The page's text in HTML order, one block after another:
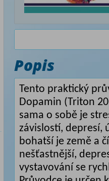
Popis
Tento praktický
Dopamin (Triton
sama o sobě je
závislostí, depresí,
bohatší je země a
nešťastnější,
vystavování se